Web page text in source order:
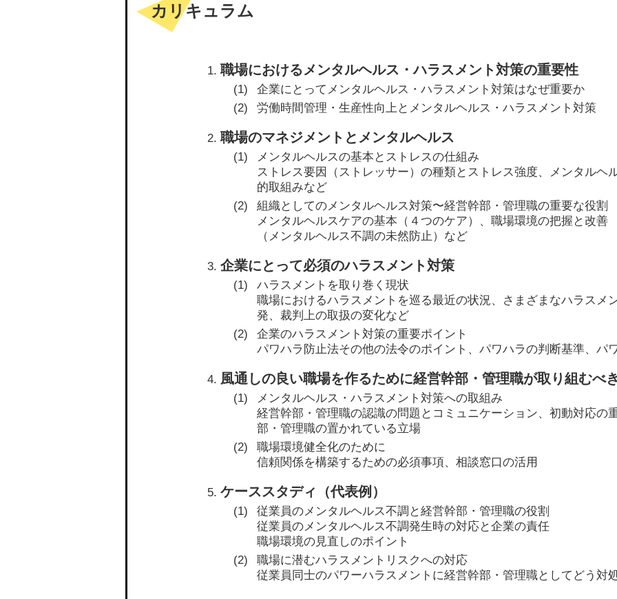
カリキュラム
職場におけるメンタルヘルス・ハラスメント対策の重要性
企業にとってメンタルヘルス・ハラスメント対策はなぜ重要か
労働時間管理・生産性向上とメンタルヘルス・ハラスメント対策
職場のマネジメントとメンタルヘルス
メンタルヘルスの基本とストレスの仕組み
ストレス要因（ストレッサー）の種類とストレス強度、メンタルヘ
的取組みなど
組織としてのメンタルヘルス対策〜経営幹部・管理職の重要な役割
メンタルヘルスケアの基本（４つのケア）、職場環境の把握と改善
（メンタルヘルス不調の未然防止）など
企業にとって必須のハラスメント対策
ハラスメントを取り巻く現状
職場におけるハラスメントを巡る最近の状況、さまざまなハラスメ
発、裁判上の取扱の変化など
企業のハラスメント対策の重要ポイント
パワハラ防止法その他の法令のポイント、パワハラの判断基準、パ
風通しの良い職場を作るために経営幹部・管理職が取り組むべ
メンタルヘルス・ハラスメント対策への取組み
経営幹部・管理職の認識の問題とコミュニケーション、初動対応の
部・管理職の置かれている立場
職場環境健全化のために
信頼関係を構築するための必須事項、相談窓口の活用
ケーススタディ（代表例）
従業員のメンタルヘルス不調と経営幹部・管理職の役割
従業員のメンタルヘルス不調発生時の対応と企業の責任
職場環境の見直しのポイント
職場に潜むハラスメントリスクへの対応
従業員同士のパワーハラスメントに経営幹部・管理職としてどう対